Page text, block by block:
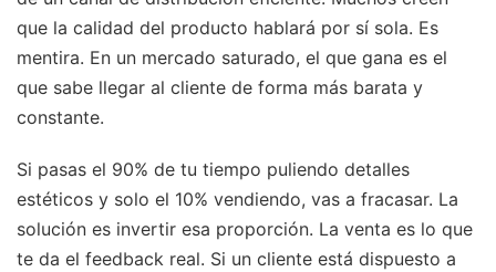
que la calidad del producto hablará por sí sola. Es
mentira. En un mercado saturado, el que gana es el
que sabe llegar al cliente de forma más barata y
constante.
Si pasas el 90% de tu tiempo puliendo detalles
estéticos y solo el 10% vendiendo, vas a fracasar. La
solución es invertir esa proporción. La venta es lo que
te da el feedback real. Si un cliente está dispuesto a